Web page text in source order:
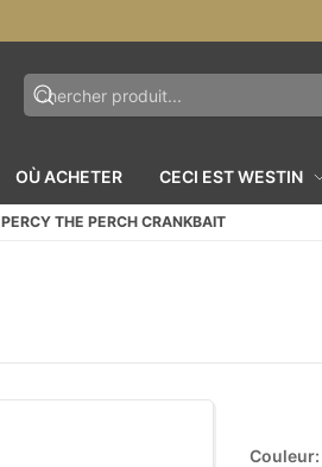
OÙ ACHETER CECI EST WESTIN
PERCY THE PERCH CRANKBAIT
Couleur: